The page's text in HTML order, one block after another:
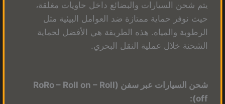
يتم شحن السيارات والبضائع داخل حاويات مغلقة،
حيث نوفر حماية ممتازة ضد العوامل البيئية مثل
الرطوبة والمياه. هذه الطريقة هي الأفضل لحماية
الشحنة خلال عملية النقل البحري.
شحن السيارات عبر سفن (RoRo – Roll on – Roll
off):